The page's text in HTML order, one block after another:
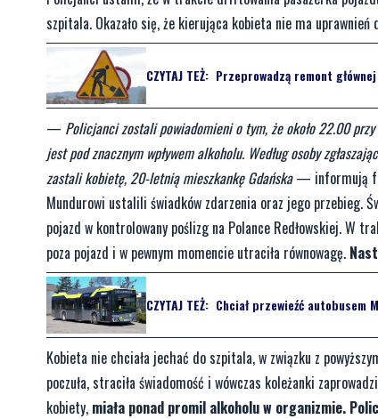
szpitala. Okazało się, że kierująca kobieta nie ma
CZYTAJ TEŻ: Przeprowadzą remont
— Policjanci zostali powiadomieni o tym, że około 22.00
jest pod znacznym wpływem alkoholu. Według osoby
zastali kobietę, 20-letnią mieszkankę Gdańska— informują
Mundurowi ustalili świadków zdarzenia oraz jego przebieg.
pojazd w kontrolowany poślizg na Polance Redłowskiej. W
poza pojazd i w pewnym momencie utraciła równowagę.
CZYTAJ TEŻ: Chciał przewieźć autobusem
Kobieta nie chciała jechać do szpitala, w związku z
poczuła, straciła świadomość i wówczas koleżanki
kobiety, miała ponad promil alkoholu w organizmie.